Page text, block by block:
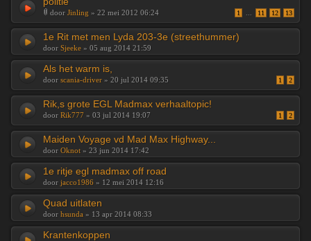
1 11 12 13
door Jinling » 22 mei 2012 06:24
1e Rit met men Lyda 203-3e (streethummer)
door Sjeeke » 05 aug 2014 21:59
Als het warm is,
1 2
door scania-driver » 20 jul 2014 09:35
Rik,s grote EGL Madmax verhaaltopic!
1 2
door Rik777 » 03 jul 2014 19:07
Maiden Voyage vd Mad Max Highway...
door Oknot » 23 jun 2014 17:42
1e ritje egl madmax off road
door jacco1986 » 12 mei 2014 12:16
Quad uitlaten
door hsunda » 13 apr 2014 08:33
Krantenkoppen